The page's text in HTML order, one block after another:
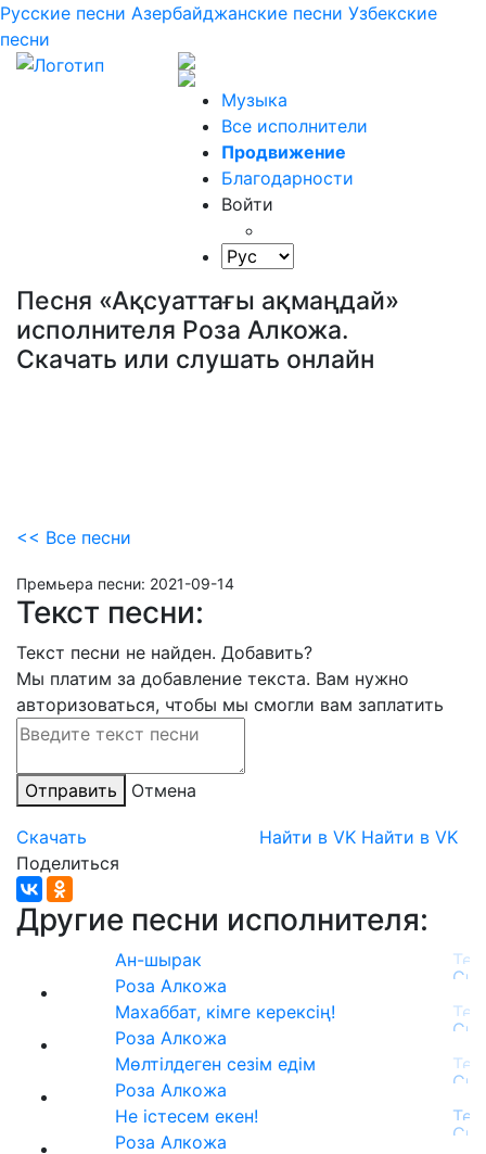
Русские песни Азербайджанские песни Узбекские
песни
Музыка
Все исполнители
Продвижение
Благодарности
Войти
Песня «Ақсуаттағы ақмаңдай»
исполнителя Роза Алкожа.
Скачать или слушать онлайн
<< Все песни
Премьера песни: 2021-09-14
Текст песни:
Текст песни не найден. Добавить?
Мы платим за добавление текста. Вам нужно
авторизоваться, чтобы мы смогли вам заплатить
Отправить Отмена
Скачать Найти в VK Найти в VK
Поделиться
Другие песни исполнителя:
Ан-шырак
Роза Алкожа
Махаббат, кімге керексің!
Роза Алкожа
Мөлтілдеген сезім едім
Роза Алкожа
Не істесем екен!
Роза Алкожа